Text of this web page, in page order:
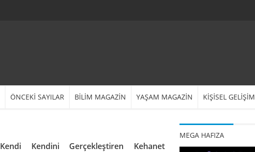
ÖNCEKİ SAYILAR BİLİM MAGAZİN YAŞAM MAGAZİN KİŞİSEL GELİŞİM
Kendi Kendini Gerçekleştiren Kehanet
MEGA HAFIZA